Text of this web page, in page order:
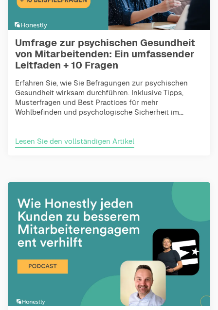
Umfrage zur psychischen Gesundheit
von Mitarbeitenden: Ein umfassender
Leitfaden + 10 Fragen
Erfahren Sie, wie Sie Befragungen zur psychischen
Gesundheit wirksam durchführen. Inklusive Tipps,
Musterfragen und Best Practices für mehr
Wohlbefinden und psychologische Sicherheit im...
Lesen Sie den vollständigen Artikel